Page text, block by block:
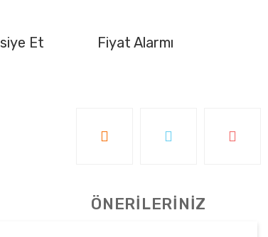
Et
Fiyat Alarmı
ÖNERİLERİNİZ